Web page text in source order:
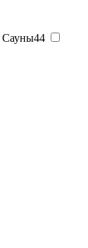
Сауны44